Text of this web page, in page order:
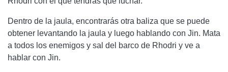
Dentro de la jaula, encontrarás otra baliza que se puede
obtener levantando la jaula y luego hablando con Jin. Mata
a todos los enemigos y sal del barco de Rhodri y ve a
hablar con Jin.